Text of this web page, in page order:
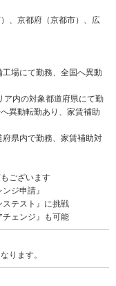
、京都府（京都市）、広
場にて勤務、全国へ異動
内の対象都道府県にて勤
異動転勤あり、家賃補助
県内で勤務、家賃補助対
ございます
ジ申請』
テスト』に挑戦
ェンジ』も可能
ります。